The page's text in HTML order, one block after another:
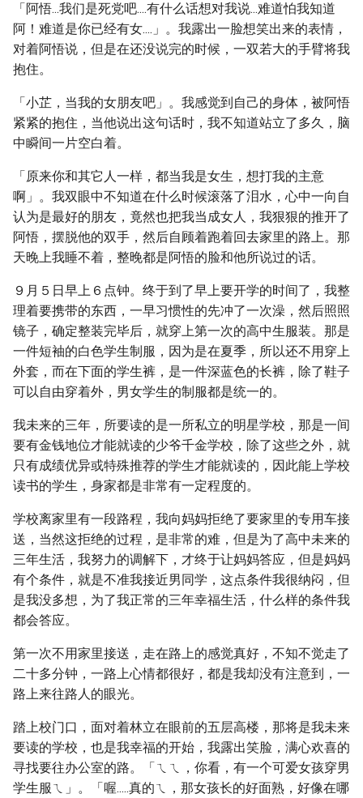
「阿悟...我们是死党吧....有什么话想对我说...难道怕我知道
阿！难道是你已经有女....」。我露出一脸想笑出来的表情，
对着阿悟说，但是在还没说完的时候，一双若大的手臂将我
抱住。
「小芷，当我的女朋友吧」。我感觉到自己的身体，被阿悟
紧紧的抱住，当他说出这句话时，我不知道站立了多久，脑
中瞬间一片空白着。
「原来你和其它人一样，都当我是女生，想打我的主意
啊」。我双眼中不知道在什么时候滚落了泪水，心中一向自
认为是最好的朋友，竟然也把我当成女人，我狠狠的推开了
阿悟，摆脱他的双手，然后自顾着跑着回去家里的路上。那
天晚上我睡不着，整晚都是阿悟的脸和他所说过的话。
９月５日早上６点钟。终于到了早上要开学的时间了，我整
理着要携带的东西，一早习惯性的先冲了一次澡，然后照照
镜子，确定整装完毕后，就穿上第一次的高中生服装。那是
一件短袖的白色学生制服，因为是在夏季，所以还不用穿上
外套，而在下面的学生裤，是一件深蓝色的长裤，除了鞋子
可以自由穿着外，男女学生的制服都是统一的。
我未来的三年，所要读的是一所私立的明星学校，那是一间
要有金钱地位才能就读的少爷千金学校，除了这些之外，就
只有成绩优异或特殊推荐的学生才能就读的，因此能上学校
读书的学生，身家都是非常有一定程度的。
学校离家里有一段路程，我向妈妈拒绝了要家里的专用车接
送，当然这拒绝的过程，是非常的难，但是为了高中未来的
三年生活，我努力的调解下，才终于让妈妈答应，但是妈妈
有个条件，就是不准我接近男同学，这点条件我很纳闷，但
是我没多想，为了我正常的三年幸福生活，什么样的条件我
都会答应。
第一次不用家里接送，走在路上的感觉真好，不知不觉走了
二十多分钟，一路上心情都很好，都是我却没有注意到，一
路上来往路人的眼光。
踏上校门口，面对着林立在眼前的五层高楼，那将是我未来
要读的学校，也是我幸福的开始，我露出笑脸，满心欢喜的
寻找要往办公室的路。「ㄟㄟ，你看，有一个可爱女孩穿男
学生服ㄟ」。「喔.....真的ㄟ，那女孩长的好面熟，好像在哪